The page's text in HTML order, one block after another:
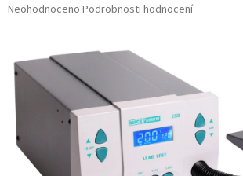
Průměrné
0,0
hvězdiček.
Neohodnoceno Podrobnosti hodnocení